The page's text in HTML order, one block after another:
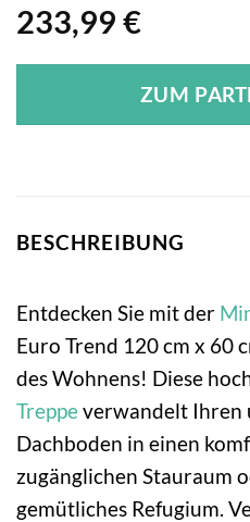
233,99 €
ZUM
BESCHREIBUNG
Entdecken Sie mit der
Euro Trend 120 cm x 60
des Wohnens! Diese
Treppeverwandelt Ihren
Dachboden in einen
zugänglichen Stauraum
gemütliches Refugium.